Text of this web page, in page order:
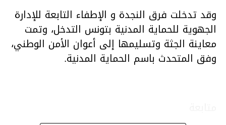
وقد تدخلت فرق النجدة و الإطفاء التابعة للإدارة
الجهوية للحماية المدنية بتونس التدخل، وتمت
معاينة الجثة وتسليمها إلى أعوان الأمن الوطني،
وفق المتحدث باسم الحماية المدنية.